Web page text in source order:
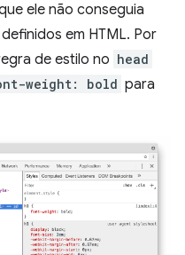
ele não conseguia
em HTML. Por
de estilo no head
weight: bold para